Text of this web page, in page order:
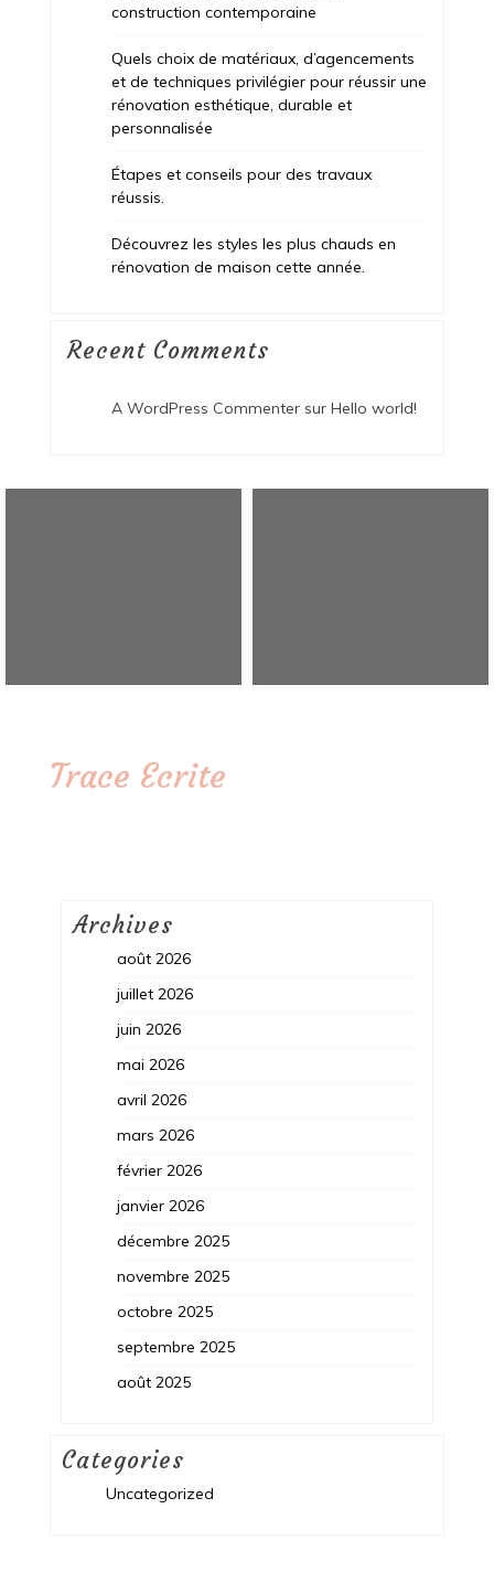
construction contemporaine
Quels choix de matériaux, d’agencements
et de techniques privilégier pour réussir une
rénovation esthétique, durable et
personnalisée
Étapes et conseils pour des travaux
réussis.
Découvrez les styles les plus chauds en
rénovation de maison cette année.
Recent Comments
A WordPress Commentersur Hello world!
Trace Ecrite
Archives
août 2026
juillet 2026
juin 2026
mai 2026
avril 2026
mars 2026
février 2026
janvier 2026
décembre 2025
novembre 2025
octobre 2025
septembre 2025
août 2025
Categories
Uncategorized